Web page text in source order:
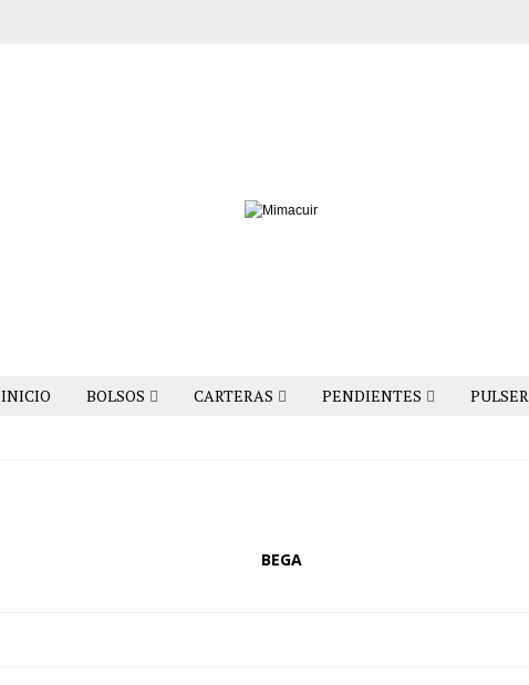
INICIO BOLSOS CARTERAS PENDIENTES
SHOP NOW
BEGA